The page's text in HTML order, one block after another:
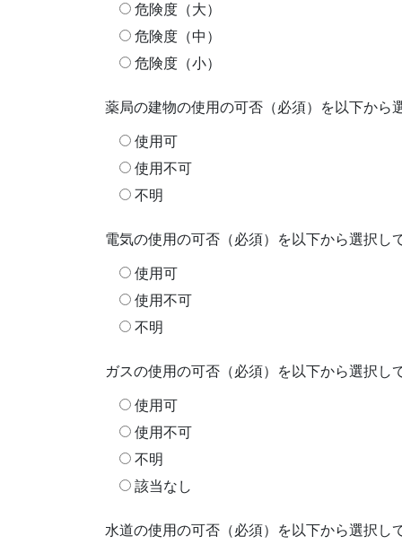
危険度（大）
危険度（中）
危険度（小）
薬局の建物の使用の可否（必須）を以下から
使用可
使用不可
不明
電気の使用の可否（必須）を以下から選択し
使用可
使用不可
不明
ガスの使用の可否（必須）を以下から選択し
使用可
使用不可
不明
該当なし
水道の使用の可否（必須）を以下から選択し